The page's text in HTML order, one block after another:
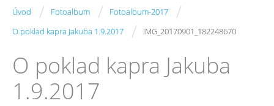
Úvod / Fotoalbum / Fotoalbum-2017 /
O poklad kapra Jakuba 1.9.2017 / IMG_20170901_182248670
O poklad kapra Jakuba
1.9.2017